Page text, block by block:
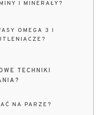
I MINERAŁY?
OMEGA 3 I
TECHNIKI
NA PARZE?